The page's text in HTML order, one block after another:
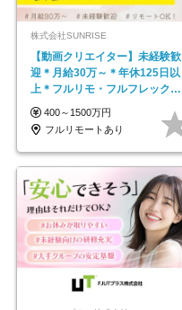
株式会社SUNRISE
【動画クリエイター】未経験歓
迎＊月給30万～＊年休125日以
上＊フルリモ・フルフレックス
◆10名の採用が決定◆
400～1500万円
フルリモートあり